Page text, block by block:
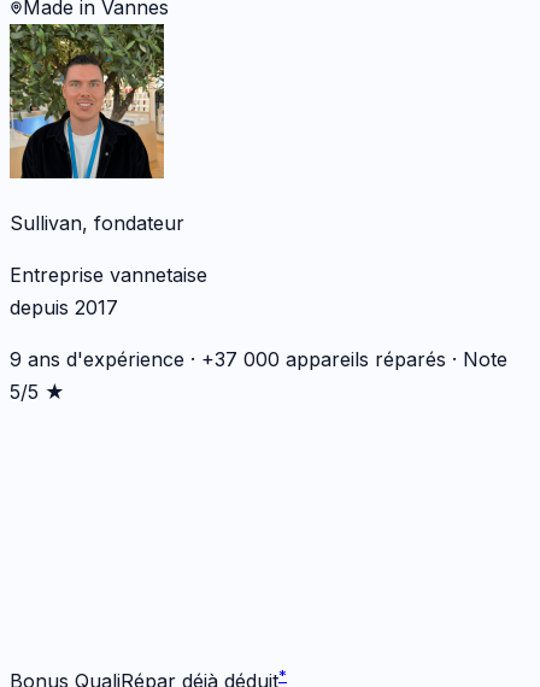
Made in Vannes
Sullivan, fondateur
Entreprise vannetaise
depuis 2017
9 ans d'expérience · +37 000 appareils réparés · Note
5/5 ★
Bonus QualiRépar déjà déduit*